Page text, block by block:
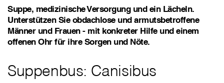
Suppe, medizinische Versorgung und ein Lächeln.
Unterstützen Sie obdachlose und armutsbetroffene
Männer und Frauen - mit konkreter Hilfe und einem
offenen Ohr für ihre Sorgen und Nöte.
Suppenbus: Canisibus